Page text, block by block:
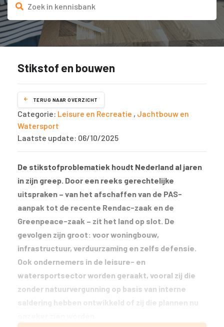
Stikstof en bouwen
TERUG NAAR OVERZICHT
Categorie: Leisure en Recreatie , Jachtbouw en
Watersport
Laatste update: 06/10/2025
De stikstofproblematiek houdt Nederland al jaren
in zijn greep. Door een reeks gerechtelijke
uitspraken – van het afschaffen van de PAS-
aanpak tot de recente Rendac-zaak en de
Greenpeace-zaak – zit het land op slot. De
gevolgen zijn groot: voor woningbouw,
infrastructuur, verduurzaming en zelfs defensie.
Ook ondernemers in de leisure- en
watersportsector worden geraakt, vooral zij die
zonder natuurvergunning op basis van interne
saldering hebben ontwikkeld of zij die plannen nu